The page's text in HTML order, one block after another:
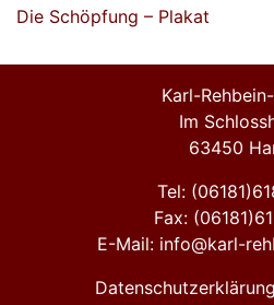
Die Schöpfung – Plakat
Karl-
Im
63450
Tel:
Fax:
E-Mail: info@karl-